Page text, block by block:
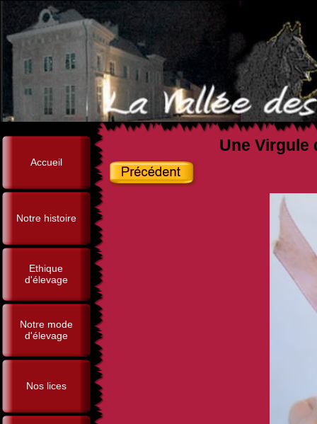
Accueil
Notre histoire
Ethique
d'élevage
Notre mode
d'élevage
Nos lices
Une Virgule